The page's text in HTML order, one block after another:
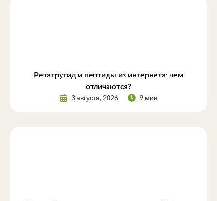
Ретатрутид и пептиды из интернета: чем
отличаются?
3 августа, 2026 9 мин